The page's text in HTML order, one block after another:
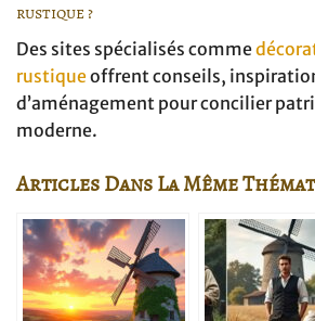
rustique ?
Des sites spécialisés comme
rustiqueoffrent conseils,
d’aménagement pour concilier
moderne.
Articles Dans La Même